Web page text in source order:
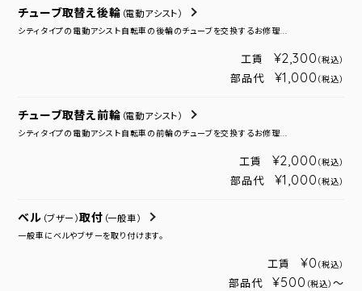
チューブ取替え後輪 （電動アシスト）
シティタイプの電動アシスト自転車の後輪のチューブを交換するお修理...
工賃 ¥2,300 （税込）
部品代 ¥1,000 （税込）
チューブ取替え前輪 （電動アシスト）
シティタイプの電動アシスト自転車の前輪のチューブを交換するお修理...
工賃 ¥2,000 （税込）
部品代 ¥1,000 （税込）
ベル （ブザー）取付 （一般車）
一般車にベルやブザーを取り付けます。
工賃 ¥0 （税込）
部品代 ¥500 （税込） ～